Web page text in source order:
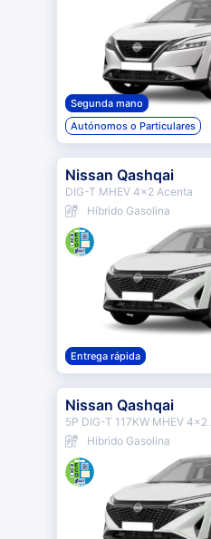
Segunda mano
Autónomos o Particulares
Nissan Qashqai
DIG-T MHEV 4x2 Acenta
Híbrido Gasolina
Entrega rápida
Nissan Qashqai
5P DIG-T 117KW MHEV 4x2
Híbrido Gasolina